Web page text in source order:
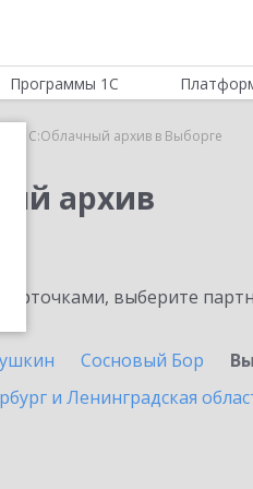
Программы 1С
1С:Облачный архив в Выборге
архив
выберите
Сосновый Бор
и Ленинградская